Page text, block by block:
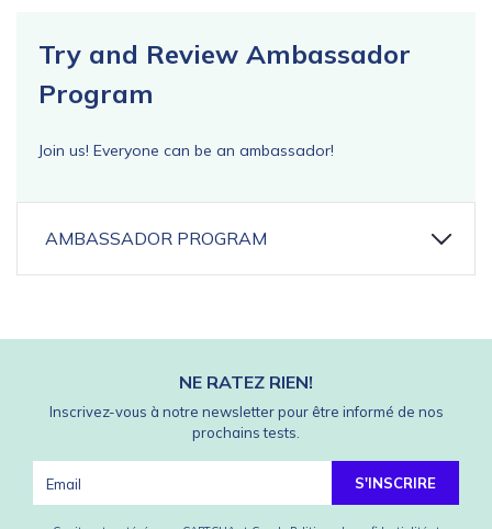
Try and Review Ambassador
Program
Join us! Everyone can be an ambassador!
AMBASSADOR PROGRAM
NE RATEZ RIEN!
Inscrivez-vous à notre newsletter pour être informé de nos
prochains tests.
S'INSCRIRE